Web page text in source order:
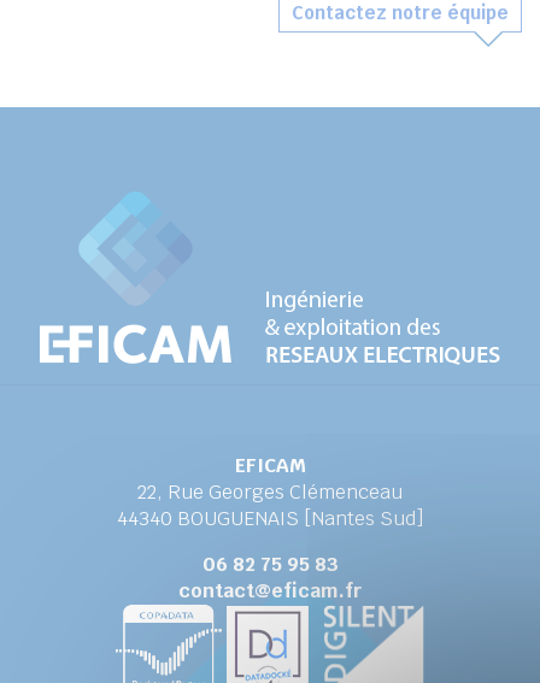
Contactez notre équipe
EFICAM
22, Rue Georges Clémenceau
44340 BOUGUENAIS [Nantes Sud]
06 82 75 95 83
contact@eficam.fr